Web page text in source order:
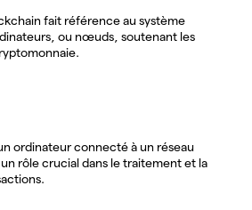
fait référence au système
ou nœuds, soutenant les
ordinateur connecté à un réseau
rôle crucial dans le traitement et la